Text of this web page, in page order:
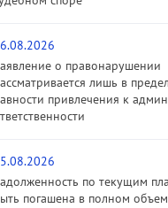
о правонарушении
лишь в
привлечения к
по текущим
погашена в полном